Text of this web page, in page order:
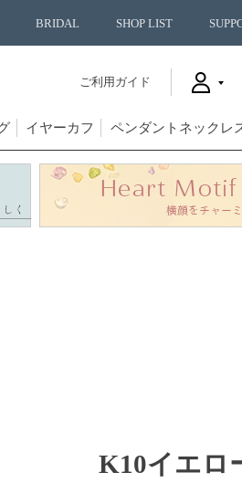
BRIDAL SHOP LIST
ご利用ガイド
イヤーカフ ペンダントネックレ
K10イエロ